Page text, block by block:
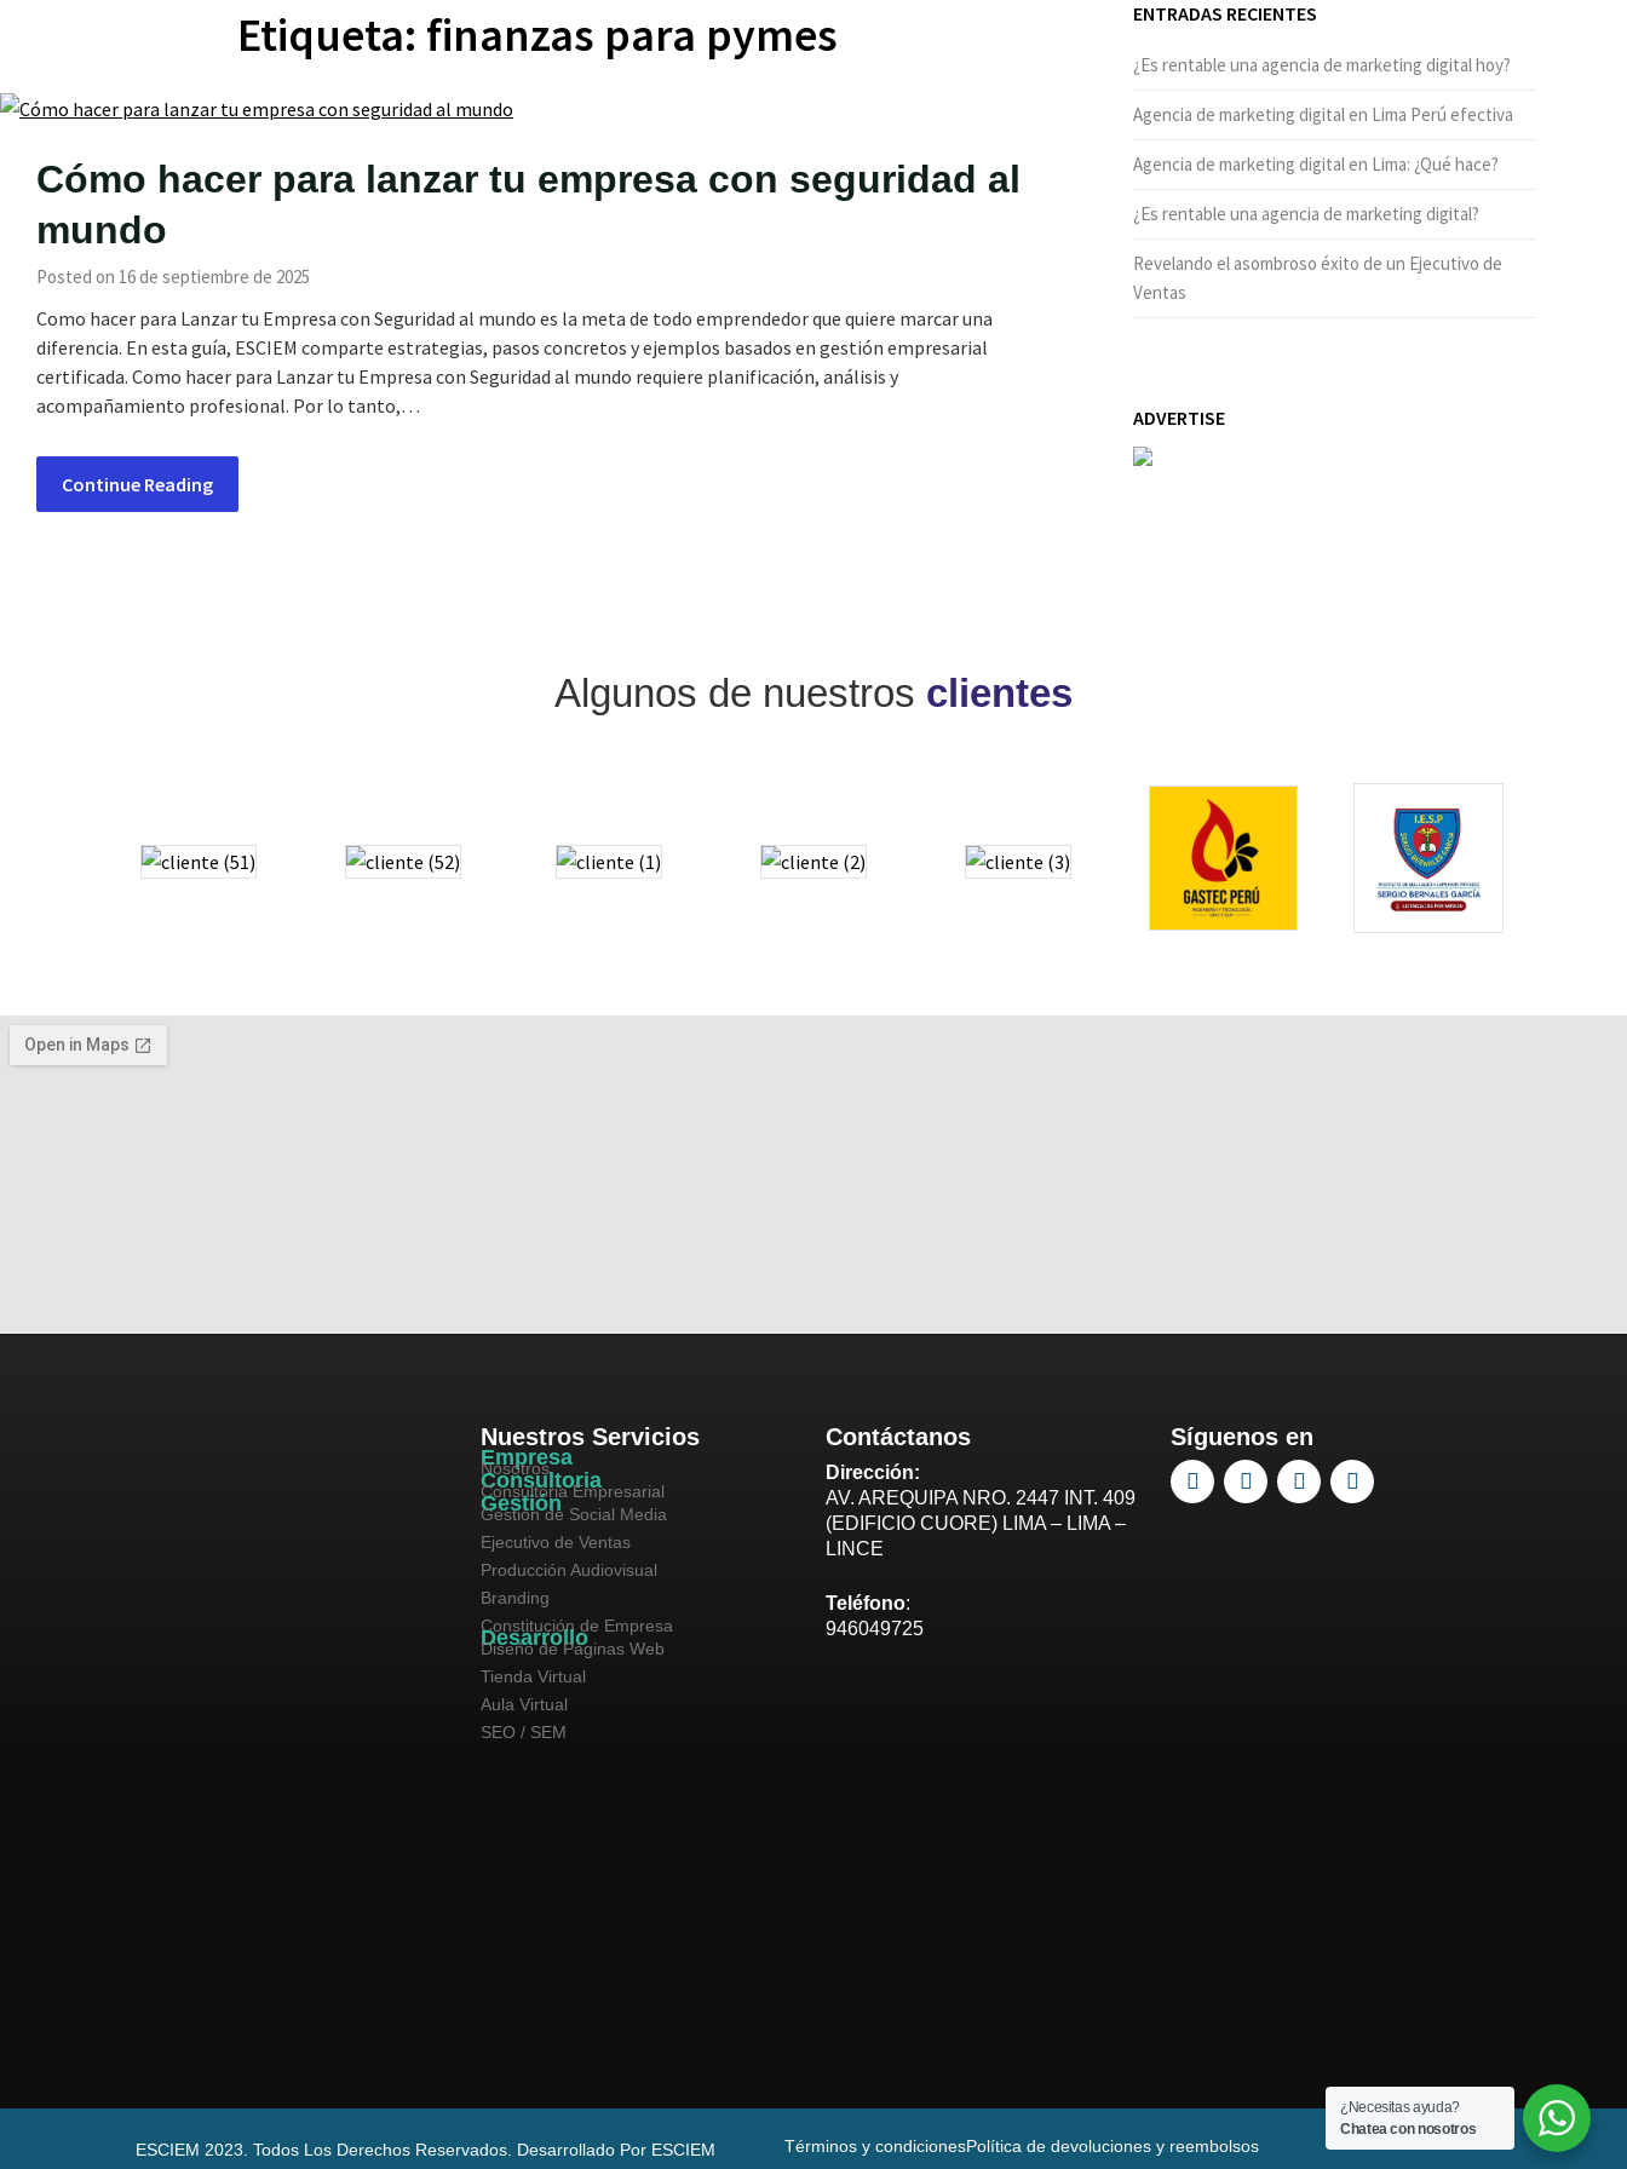
Etiqueta: finanzas para pymes
Cómo hacer para lanzar tu empresa con seguridad al
mundo
Posted on 16 de septiembre de 2025
Como hacer para Lanzar tu Empresa con Seguridad al mundo es la meta de todo emprendedor que quiere marcar una
diferencia. En esta guía, ESCIEM comparte estrategias, pasos concretos y ejemplos basados en gestión empresarial
certificada. Como hacer para Lanzar tu Empresa con Seguridad al mundo requiere planificación, análisis y
acompañamiento profesional. Por lo tanto,…
Continue Reading
ENTRADAS RECIENTES
¿Es rentable una agencia de marketing digital hoy?
Agencia de marketing digital en Lima Perú efectiva
Agencia de marketing digital en Lima: ¿Qué hace?
¿Es rentable una agencia de marketing digital?
Revelando el asombroso éxito de un Ejecutivo de
Ventas
ADVERTISE
Algunos de nuestros clientes
Nuestros Servicios
Empresa
Nosotros
Consultoria
Consultoria Empresarial
Gestión
Gestión de Social Media
Ejecutivo de Ventas
Producción Audiovisual
Branding
Constitución de Empresa
Desarrollo
Diseño de Páginas Web
Tienda Virtual
Aula Virtual
SEO / SEM
Contáctanos
Dirección:
AV. AREQUIPA NRO. 2447 INT. 409
(EDIFICIO CUORE) LIMA – LIMA –
LINCE
Teléfono:
946049725
Síguenos en
ESCIEM 2023. Todos Los Derechos Reservados. Desarrollado Por ESCIEM Términos y condicionesPolítica de devoluciones y reembolsos
¿Necesitas ayuda?
Chatea con nosotros